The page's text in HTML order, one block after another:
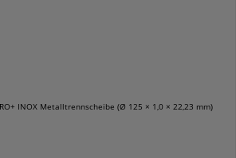
INOX Metalltrennscheibe (Ø 125 × 1,0 × 22,23 mm)